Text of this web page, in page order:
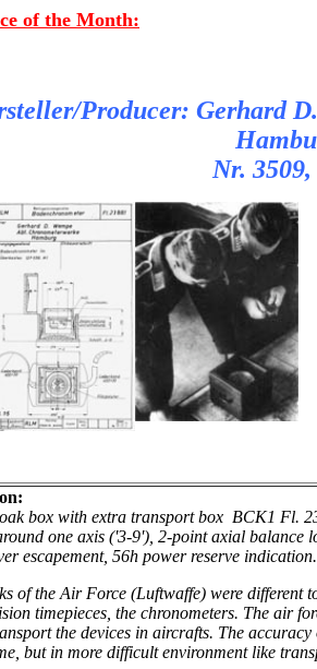
of the Month:
Producer: Gerhard
Nr.
box with extra transport box BCK1 Fl.
one axis ('3-9'), 2-point axial balance
escapement, 56h power reserve indication.
of the Air Force (Luftwaffe) were different
timepieces, the chronometers. The air
the devices in aircrafts. The
but in more difficult environment like